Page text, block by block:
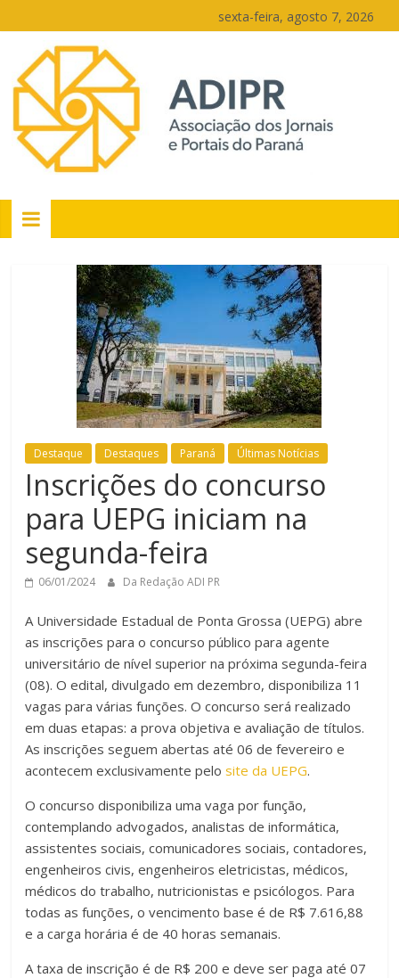
para
conteúdo
sexta-feira, agosto 7, 2026
PR
Portais
Destaque Destaques Paraná Últimas Notícias
Inscrições do concurso
para UEPG iniciam na
segunda-feira
06/01/2024 Da Redação ADI PR
A Universidade Estadual de Ponta Grossa (UEPG) abre
as inscrições para o concurso público para agente
universitário de nível superior na próxima segunda-feira
(08). O edital, divulgado em dezembro, disponibiliza 11
vagas para várias funções. O concurso será realizado
em duas etapas: a prova objetiva e avaliação de títulos.
As inscrições seguem abertas até 06 de fevereiro e
acontecem exclusivamente pelosite da UEPG.
O concurso disponibiliza uma vaga por função,
contemplando advogados, analistas de informática,
assistentes sociais, comunicadores sociais, contadores,
engenheiros civis, engenheiros eletricistas, médicos,
médicos do trabalho, nutricionistas e psicólogos. Para
todas as funções, o vencimento base é de R$ 7.616,88
e a carga horária é de 40 horas semanais.
A taxa de inscrição é de R$ 200 e deve ser paga até 07